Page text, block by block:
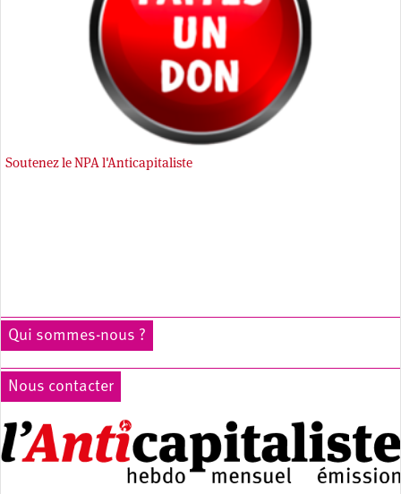
Soutenez le NPA l'Anticapitaliste
Qui sommes-nous ?
Nous contacter